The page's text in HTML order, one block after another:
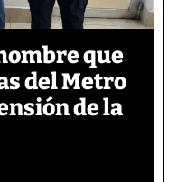
que
del Metro
de la